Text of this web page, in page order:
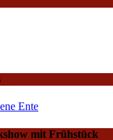
mit Frühstück